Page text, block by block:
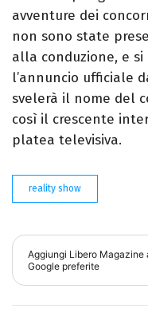
avventure dei
non sono state
alla conduzione, e
l’annuncio ufficiale
svelerà il nome del
così il crescente
platea televisiva.
reality show
Aggiungi Libero Magazine
Google preferite